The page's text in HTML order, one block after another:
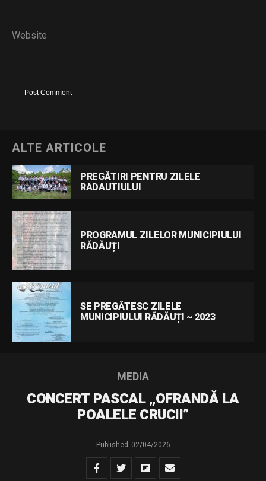
Website
ALTE ARTICOLE
PREGĂTIRI PENTRU ZILELE
RADAUTIULUI
PROGRAMUL ZILELOR MUNICIPIULUI
RĂDĂUȚI
SE PREGĂTESC ZILELE
MUNICIPIULUI RĂDĂUȚI ~ 2023
MEDIA
CONCERT PASCAL „OFRANDĂ LA
POALELE CRUCII”
Published 02/04/2026